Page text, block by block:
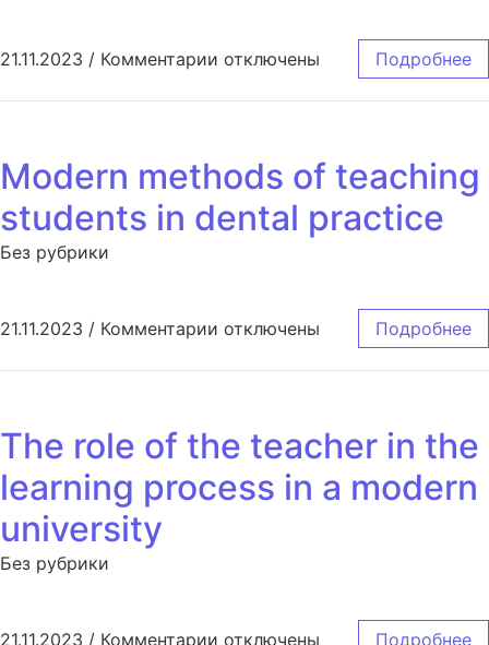
21.11.2023 / Комментарии к записи The place of
отключены Подробнее
Modern methods of teaching
students in dental practice
Без рубрики
21.11.2023 / Комментарии к записи Modern methods of
отключены Подробнее
The role of the teacher in the
learning process in a modern
university
Без рубрики
21.11.2023 / Комментарии к записи The role of the
отключены Подробнее